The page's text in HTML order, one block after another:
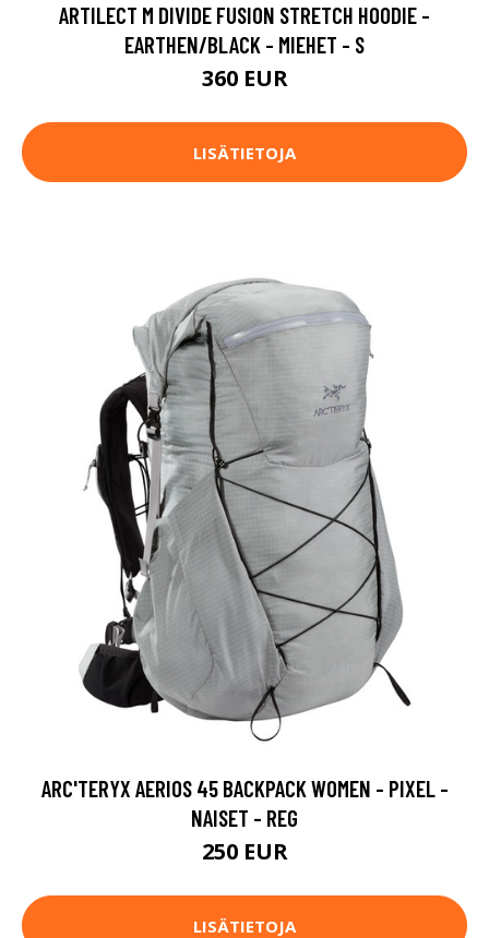
ARTILECT M DIVIDE FUSION STRETCH HOODIE -
EARTHEN/BLACK - MIEHET - S
360 EUR
LISÄTIETOJA
ARC'TERYX AERIOS 45 BACKPACK WOMEN - PIXEL -
NAISET - REG
250 EUR
LISÄTIETOJA